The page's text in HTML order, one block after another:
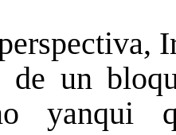
de un
yanqui